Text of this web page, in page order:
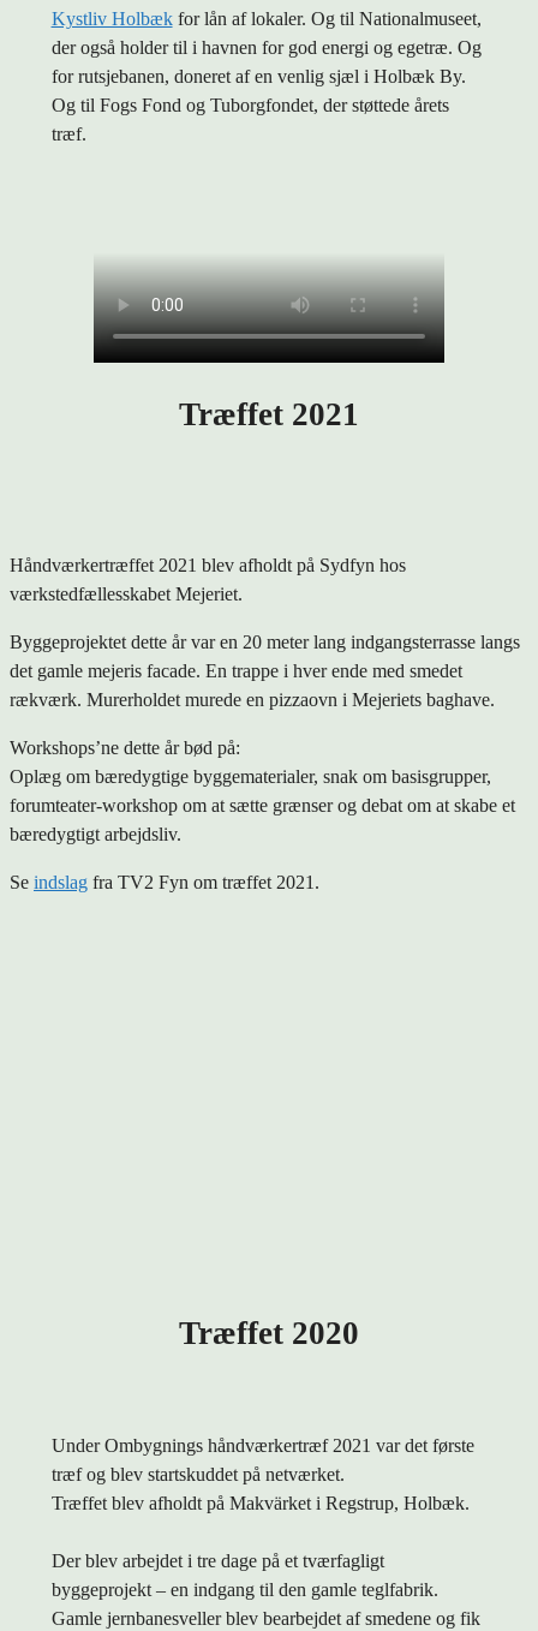
Kystliv Holbækfor lån af lokaler. Og til Nationalmuseet,
der også holder til i havnen for god energi og egetræ. Og
for rutsjebanen, doneret af en venlig sjæl i Holbæk By.
Og til Fogs Fond og Tuborgfondet, der støttede årets
træf.
Træffet 2021
Håndværkertræffet 2021 blev afholdt på Sydfyn hos
værkstedfællesskabet Mejeriet.
Byggeprojektet dette år var en 20 meter lang indgangsterrasse langs
det gamle mejeris facade. En trappe i hver ende med smedet
rækværk. Murerholdet murede en pizzaovn i Mejeriets baghave.
Workshops’ne dette år bød på:
Oplæg om bæredygtige byggematerialer, snak om basisgrupper,
forumteater-workshop om at sætte grænser og debat om at skabe et
bæredygtigt arbejdsliv.
Se indslag fra TV2 Fyn om træffet 2021.
Træffet 2020
Under Ombygnings håndværkertræf 2021 var det første
træf og blev startskuddet på netværket.
Træffet blev afholdt på Makvärket i Regstrup, Holbæk.
Der blev arbejdet i tre dage på et tværfagligt
byggeprojekt – en indgang til den gamle teglfabrik.
Gamle jernbanesveller blev bearbejdet af smedene og fik